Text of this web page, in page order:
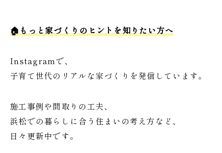
🏠もっと家づくりのヒントを知りたい方へ
Instagramで、
子育て世代のリアルな家づくりを発信しています。
施工事例や間取りの工夫、
浜松での暮らしに合う住まいの考え方など、
日々更新中です。